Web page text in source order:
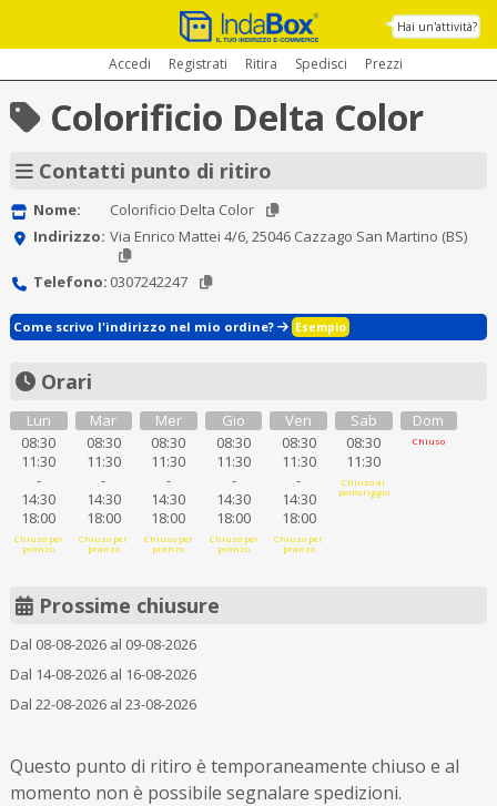
Hai un'attività?
Accedi Registrati Ritira Spedisci Prezzi
Colorificio Delta Color
Contatti punto di ritiro
Nome:
Colorificio Delta Color
Indirizzo: Via Enrico Mattei 4/6, 25046 Cazzago San Martino (BS)
Telefono: 0307242247
Come scrivo l'indirizzo nel mio ordine? Esempio
Orari
Lun
08:30
11:30
-
14:30
18:00
Chiuso per
pranzo
Mar
08:30
11:30
-
14:30
18:00
Chiuso per
pranzo
Mer
08:30
11:30
-
14:30
18:00
Chiuso per
pranzo
Gio
08:30
11:30
-
14:30
18:00
Chiuso per
pranzo
Ven
08:30
11:30
-
14:30
18:00
Chiuso per
pranzo
Sab
08:30
11:30
Chiuso al
pomeriggio
Dom
Chiuso
Prossime chiusure
Dal 08-08-2026 al 09-08-2026
Dal 14-08-2026 al 16-08-2026
Dal 22-08-2026 al 23-08-2026
Questo punto di ritiro è temporaneamente chiuso e al
momento non è possibile segnalare spedizioni.